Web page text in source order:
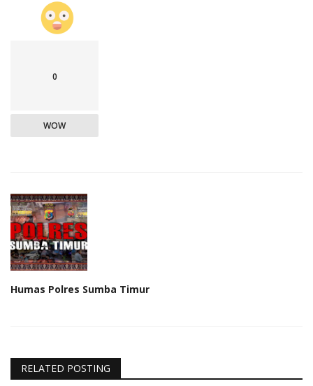
0
WOW
Humas Polres Sumba Timur
RELATED POSTING